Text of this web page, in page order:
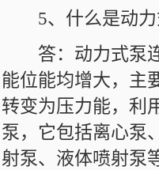
5、什么是动力
答：动力式泵连
能位能均增大，主
转变为压力能，利
泵，它包括离心泵
射泵、液体喷射泵